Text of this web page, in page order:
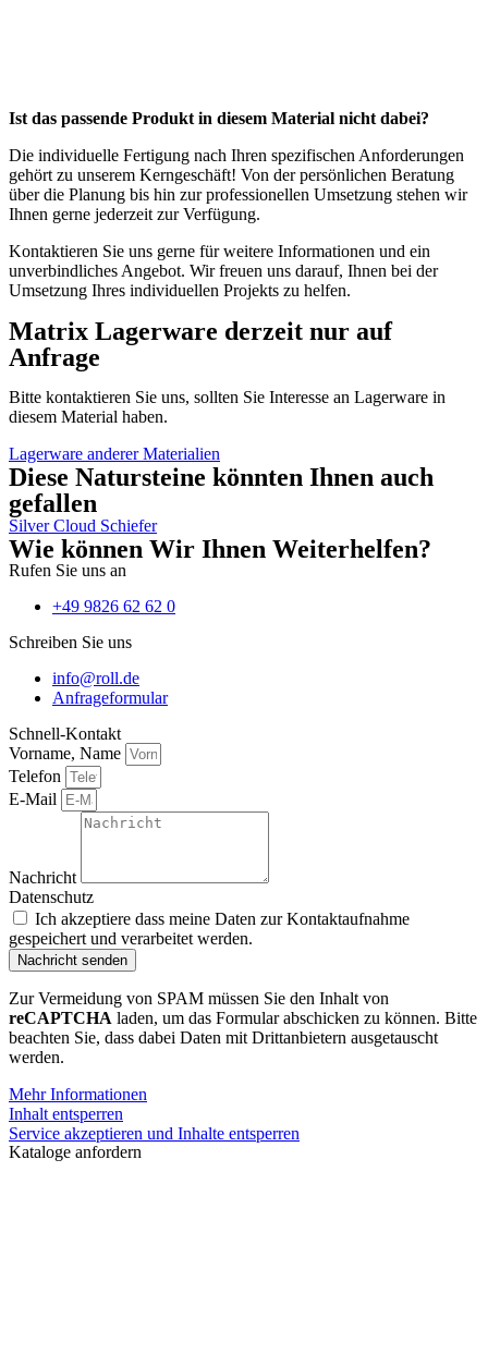
Ist das passende Produkt in diesem Material nicht dabei?
Die individuelle Fertigung nach Ihren spezifischen Anforderungen
gehört zu unserem Kerngeschäft! Von der persönlichen Beratung
über die Planung bis hin zur professionellen Umsetzung stehen wir
Ihnen gerne jederzeit zur Verfügung.
Kontaktieren Sie uns gerne für weitere Informationen und ein
unverbindliches Angebot. Wir freuen uns darauf, Ihnen bei der
Umsetzung Ihres individuellen Projekts zu helfen.
Matrix Lagerware derzeit nur auf
Anfrage
Bitte kontaktieren Sie uns, sollten Sie Interesse an Lagerware in
diesem Material haben.
Lagerware anderer Materialien
Diese Natursteine könnten Ihnen auch
gefallen
Silver Cloud Schiefer
Wie können Wir Ihnen Weiterhelfen?
Rufen Sie uns an
+49 9826 62 62 0
Schreiben Sie uns
info@roll.de
Anfrageformular
Schnell-Kontakt
Vorname, Name
Telefon
E-Mail
Nachricht
Datenschutz
Ich akzeptiere dass meine Daten zur Kontaktaufnahme
gespeichert und verarbeitet werden.
Nachricht senden
Zur Vermeidung von SPAM müssen Sie den Inhalt von
reCAPTCHA laden, um das Formular abschicken zu können. Bitte
beachten Sie, dass dabei Daten mit Drittanbietern ausgetauscht
werden.
Mehr Informationen
Inhalt entsperren
Service akzeptieren und Inhalte entsperren
Kataloge anfordern